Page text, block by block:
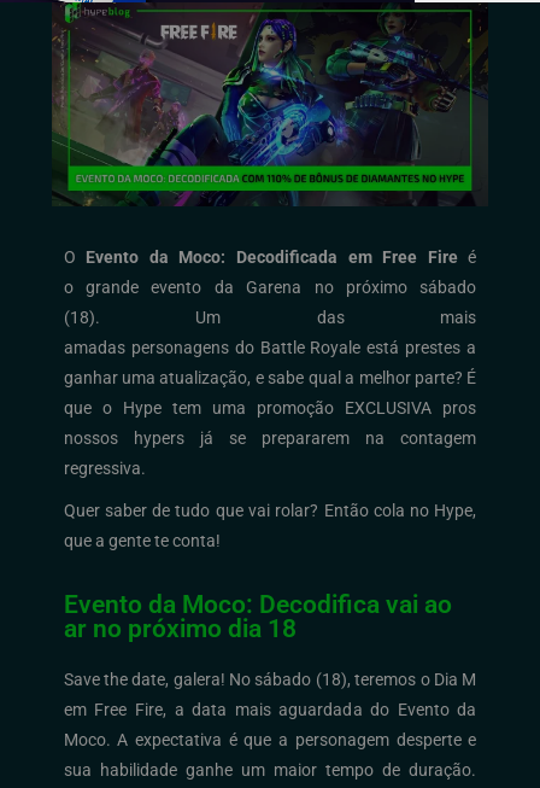
O Evento da Moco: Decodificada em Free Fireé
o grande evento da Garena no próximo sábado
(18). Um das mais
amadas personagens do Battle Royale está prestes a
ganhar uma atualização, e sabe qual a melhor parte? É
que o Hype tem uma promoção EXCLUSIVA pros
nossos hypers já se prepararem na contagem
regressiva.
Quer saber de tudo que vai rolar? Então cola no Hype,
que a gente te conta!
Evento da Moco: Decodifica vai ao
ar no próximo dia 18
Save thedate, galera! No sábado (18),teremos o Dia M
em Free Fire, adata mais aguardada do Evento da
Moco. A expectativa é que a personagem desperte e
sua habilidade ganhe um maior tempo de duração.